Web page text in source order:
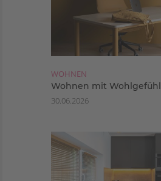
WOHNEN
Wohnen mit Wohlgefühl
30.06.2026